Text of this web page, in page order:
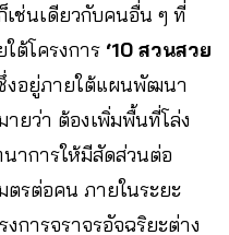
ช่นเดียวกับคนอื่น ๆ ที่
ต้โครงการ ‘10 สวนสวย
งอยู่ภายใต้แผนพัฒนา
ยว่า ต้องเพิ่มพื้นที่โล่ง
าการให้มีสัดส่วนต่อ
ตรต่อคน ภายในระยะ
การจราจรอัจฉริยะต่าง